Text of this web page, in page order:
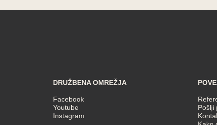
DRUŽBENA OMREŽJA
Facebook
Youtube
Instagram
Pošlji